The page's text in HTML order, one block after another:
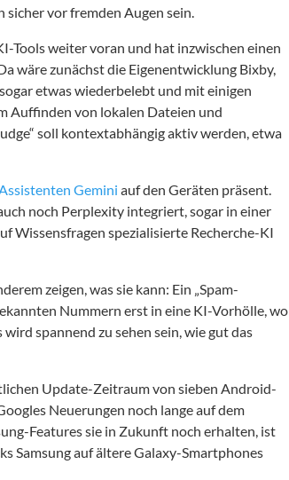
vor fremden Augen sein.
Tools weiter voran und hat inzwischen einen
wäre zunächst die Eigenentwicklung Bixby,
etwas wiederbelebt und mit einigen
Auffinden von lokalen Dateien und
soll kontextabhängig aktiv werden, etwa
Gemini auf den Geräten präsent.
noch Perplexity integriert, sogar in einer
Wissensfragen spezialisierte Recherche-KI
zeigen, was sie kann: Ein „Spam-
Nummern erst in eine KI-Vorhölle, wo
spannend zu sehen sein, wie gut das
Update-Zeitraum von sieben Android-
Neuerungen noch lange auf dem
Features sie in Zukunft noch erhalten, ist
Samsung auf ältere Galaxy-Smartphones